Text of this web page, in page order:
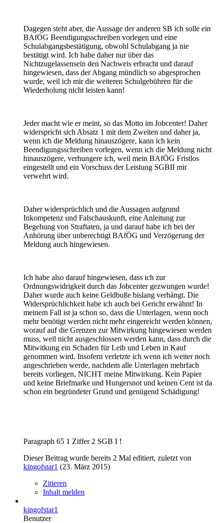
Dagegen steht aber, die Aussage der anderen SB ich solle ein
BAfÖG Beendigungsschreiben vorlegen und eine
Schulabgangsbestätigung, obwohl Schulabgang ja nie
bestätigt wird. Ich habe daher nur über das
Nichtzugelassensein den Nachweis erbracht und darauf
hingewiesen, dass der Abgang mündlich so abgesprochen
wurde, weil ich mir die weiteren Schulgebühren für die
Wiederholung nicht leisten kann!
Jeder macht wie er meint, so das Motto im Jobcenter! Daher
widerspricht sich Absatz 1 mit dem Zweiten und daher ja,
wenn ich die Meldung hinauszögere, kann ich kein
Beendigungsschreiben vorlegen, wenn ich die Meldung nicht
hinauszögere, verhungere ich, weil mein BAfÖG Fristlos
eingestellt und ein Vorschuss der Leistung SGBII mir
verwehrt wird.
Daher widersprüchlich und die Aussagen aufgrund
Inkompetenz und Falschauskunft, eine Anleitung zur
Begehung von Straftaten, ja und darauf habe ich bei der
Anhörung über unberechtigt BAfÖG und Verzögerung der
Meldung auch hingewiesen.
Ich habe also darauf hingewiesen, dass ich zur
Ordnungswidrigkeit durch das Jobcenter gezwungen wurde!
Daher wurde auch keine Geldbuße bislang verhängt. Die
Widersprüchlichkeit habe ich auch bei Gericht erwähnt! In
meinem Fall ist ja schon so, dass die Unterlagen, wenn noch
mehr benötigt werden nicht mehr eingereicht werden können,
worauf auf die Grenzen zur Mitwirkung hingewiesen werden
muss, weil nicht ausgeschlossen werden kann, dass durch die
Mitwitkung ein Schaden für Leib und Leben in Kauf
genommen wird. Insofern verletzte ich wenn ich weiter noch
angeschrieben werde, nachdem alle Unterlagen mehrfach
bereits vorliegen, NICHT meine Mitwirkung. Kein Papier
und keine Briefmarke und Hungersnot und keinen Cent ist da
schon ein begründeter Grund und genügend Schädigung!
Paragraph 65 1 Ziffer 2 SGB I !
Dieser Beitrag wurde bereits 2 Mal editiert, zuletzt von
kingofstar1 (23. März 2015)
Zitieren
Inhalt melden
kingofstar1
Benutzer